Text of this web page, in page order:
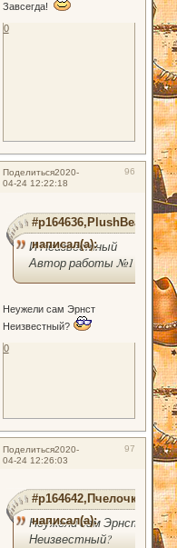
Завсегда!
0
Поделиться 96
2020-
04-24 12:22:18
#p164636,PlushBear
написал(а):
И Неизвестный
Автор работы №1
Неужели сам Эрнст
Неизвестный?
0
Поделиться 97
2020-
04-24 12:26:03
#p164642,Пчелочка
написал(а):
Неужели сам Эрнст
Неизвестный?